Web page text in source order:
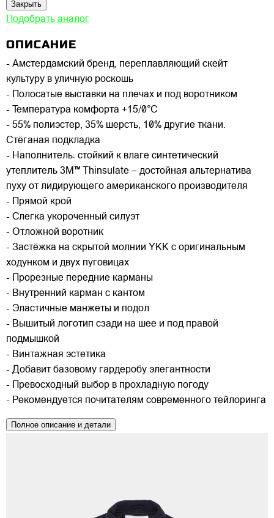
Закрыть
Подобрать аналог
ОПИСАНИЕ
- Амстердамский бренд, переплавляющий скейт
культуру в уличную роскошь
- Полосатые выставки на плечах и под воротником
- Температура комфорта +15/0°C
- 55% полиэстер, 35% шерсть, 10% другие ткани.
Стёганая подкладка
- Наполнитель: стойкий к влаге синтетический
утеплитель 3M™ Thinsulate – достойная альтернатива
пуху от лидирующего американского производителя
- Прямой крой
- Слегка укороченный силуэт
- Отложной воротник
- Застёжка на скрытой молнии YKK с оригинальным
ходунком и двух пуговицах
- Прорезные передние карманы
- Внутренний карман с кантом
- Эластичные манжеты и подол
- Вышитый логотип сзади на шее и под правой
подмышкой
- Винтажная эстетика
- Добавит базовому гардеробу элегантности
- Превосходный выбор в прохладную погоду
- Рекомендуется почитателям современного тейлоринга
Полное описание и детали